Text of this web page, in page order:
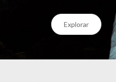
Explorar